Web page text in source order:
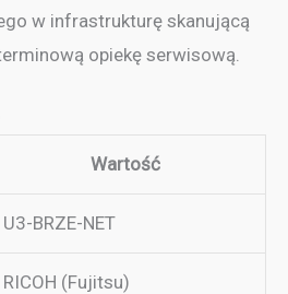
w infrastrukturę skanującą
opiekę serwisową.
Wartość
U3-BRZE-NET
RICOH (Fujitsu)